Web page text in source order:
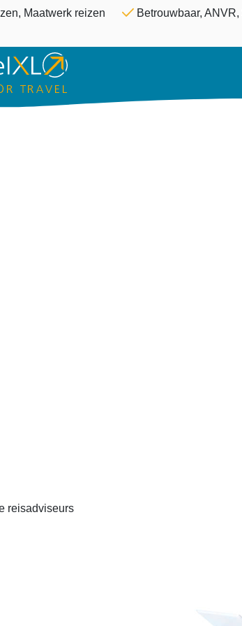
Overslaan en naar de inhoud gaan
Maatwerk reizen Betrouwbaar,
reisadviseurs